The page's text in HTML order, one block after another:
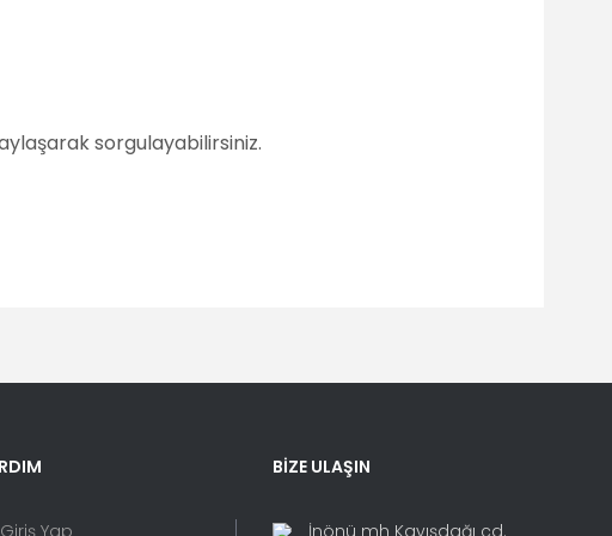
sorgulayabilirsiniz.
Giriş Yap
BİZE ULAŞIN
İnönü mh Kayışdağı cd.